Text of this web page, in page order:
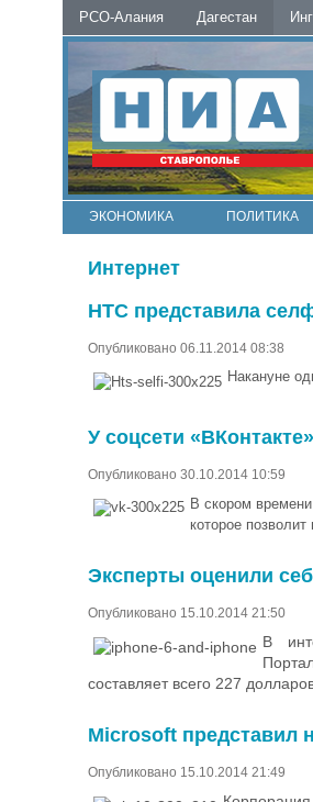
РСО-Алания Дагестан
ЭКОНОМИКА ПОЛИТИКА
Интернет
HTC представила
Опубликовано 06.11.2014 08:38
Накануне
У соцсети
Опубликовано 30.10.2014 10:59
В скором
которое
Эксперты оценили
Опубликовано 15.10.2014 21:50
В
составляет всего 227
Microsoft представил
Опубликовано 15.10.2014 21:49